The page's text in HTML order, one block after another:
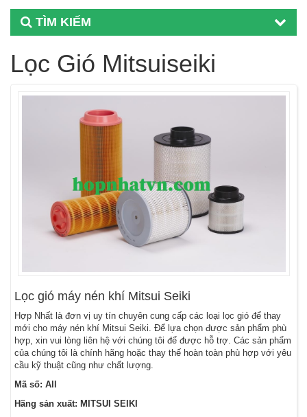
TÌM KIẾM
Lọc Gió Mitsuiseiki
Lọc gió máy nén khí Mitsui Seiki
Hợp Nhất là đơn vị uy tín chuyên cung cấp các loại lọc gió để thay
mới cho máy nén khí Mitsui Seiki. Để lựa chọn được sản phẩm phù
hợp, xin vui lòng liên hệ với chúng tôi để được hỗ trợ. Các sản phẩm
của chúng tôi là chính hãng hoặc thay thế hoàn toàn phù hợp với yêu
cầu kỹ thuật cũng như chất lượng.
Mã số: All
Hãng sản xuất: MITSUI SEIKI